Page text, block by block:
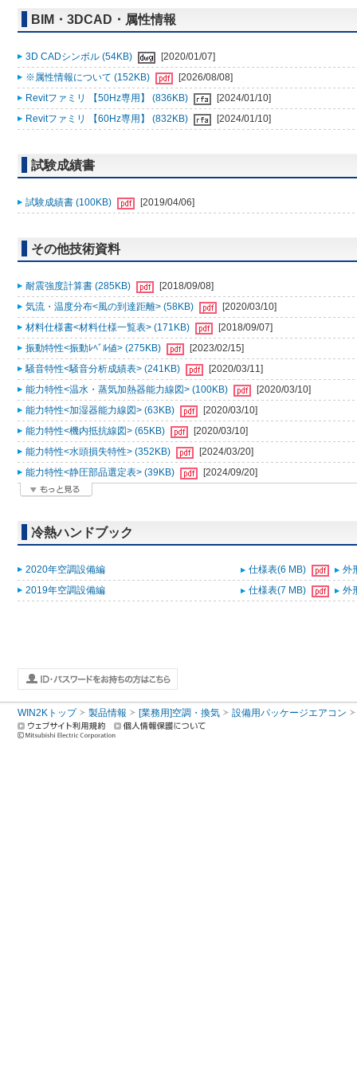
BIM・3DCAD・属性情報
3D CADシンボル (54KB)
[2020/01/07]
※属性情報について (152KB)
[2026/08/08]
Revitファミリ 【50Hz専用】 (836KB)
[2024/01/10]
Revitファミリ 【60Hz専用】 (832KB)
[2024/01/10]
試験成績書
試験成績書 (100KB) [2019/04/06]
その他技術資料
耐震強度計算書 (285KB)
[2018/09/08]
気流・温度分布<風の到達距離> (58KB)
[2020/03/10]
材料仕様書<材料仕様一覧表> (171KB)
[2018/09/07]
振動特性<振動ﾚﾍﾞﾙ値> (275KB)
[2023/02/15]
騒音特性<騒音分析成績表> (241KB)
[2020/03/11]
能力特性<温水・蒸気加熱器能力線図> (100KB)
[2020/03/10]
能力特性<加湿器能力線図> (63KB)
[2020/03/10]
能力特性<機内抵抗線図> (65KB)
[2020/03/10]
能力特性<水頭損失特性> (352KB)
[2024/03/20]
能力特性<静圧部品選定表> (39KB)
[2024/09/20]
冷熱ハンドブック
2020年空調設備編 仕様表(6 MB)
外
2019年空調設備編
仕様表(7 MB) 外
WIN2Kトップ 製品情報 [業務用]空調・換気 設備用パッケージエアコン